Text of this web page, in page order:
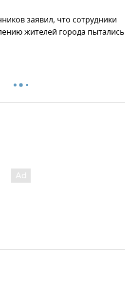
заявил, что сотрудники
жителей города пытались